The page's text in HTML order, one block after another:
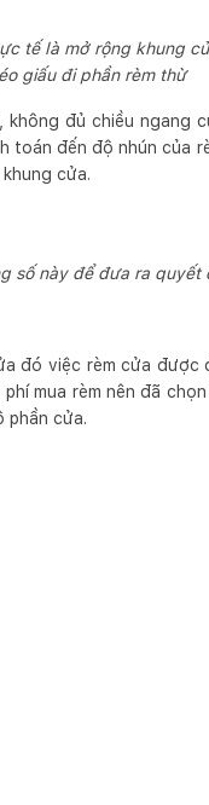
tế là mở rộng khung
giấu đi phần rèm thừ
đủ chiều ngang
đến độ nhún của
cửa.
số này để đưa ra quyết
đó việc rèm cửa
mua rèm nên đã
phần cửa.